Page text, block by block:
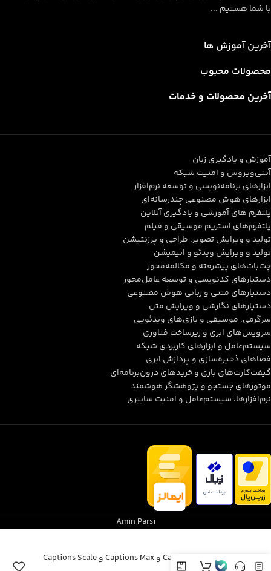
با شما هستیم ...
آخرین آموزش ها
محصولات محبوب
آخرین محصولات و خدمات
آموزش و یادگیری زبان
آنتی‌ویروس و امنیت شبکه
ابزارهای برنامه‌نویسی و توسعه نرم‌افزار
ابزارهای هوش مصنوعی چندرسانه‌ای
پلتفرم های آموزشی و یادگیری آنلاین
پلتفرم‌های استریم موسیقی و فیلم
تولید و ویرایش تصویر، طراحی و پرزنتیشن
تولید و ویرایش ویدئو و انیمیشن
چت‌بات‌های پیشرفته و مکالمه‌محور
دستیارهای کدنویسی و توسعه عامل‌محور
دستیارهای متنی و زبانی هوش مصنوعی
دستیارهای نگارشی و ویرایش متن
سرگرمی، موسیقی و بازی‌های ویدئویی
سرویس‌های ابری و زیرساخت فناوری
سیستم‌عامل و ابزارهای کاربردی شبکه
فضاهای ذخیره‌سازی و پردازش ابری
گیفت‌کارت‌های بازی و خریدهای درون‌برنامه‌ای
موتورهای جستجو و پژوهشگر هوشمند
نرم‌افزارها، سیستم‌عامل و امنیت سایبری
Amin Parsi
اکانت Captions Pro و Captions Max و Captions Scale